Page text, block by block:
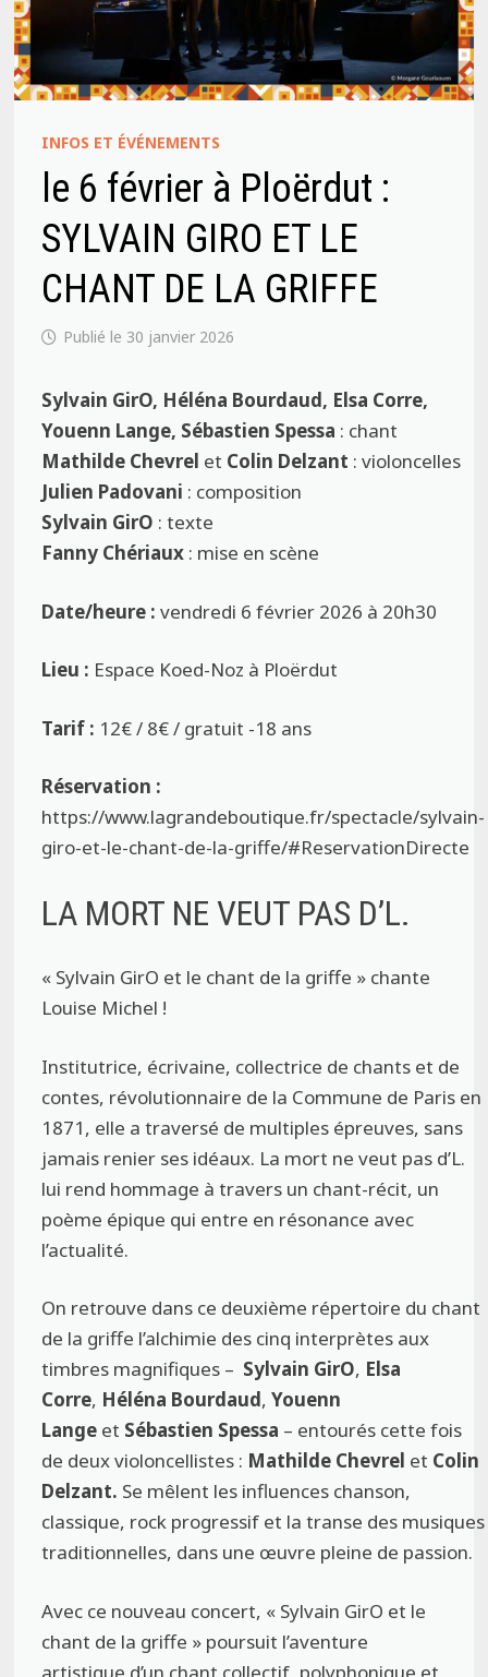
INFOS ET ÉVÉNEMENTS
le 6 février à Ploërdut :
SYLVAIN GIRO ET LE
CHANT DE LA GRIFFE
30 janvier 2026
Sylvain GirO, Héléna Bourdaud, Elsa Corre,
Youenn Lange, Sébastien Spessa : chant
Mathilde Chevrel et Colin Delzant : violoncelles
Julien Padovani : composition
Sylvain GirO : texte
Fanny Chériaux : mise en scène
Date/heure : vendredi 6 février 2026 à 20h30
Lieu : Espace Koed-Noz à Ploërdut
Tarif : 12€ / 8€ / gratuit -18 ans
Réservation :
https://www.lagrandeboutique.fr/spectacle/sylvain-
giro-et-le-chant-de-la-griffe/#ReservationDirecte
LA MORT NE VEUT PAS D’L.
« Sylvain GirO et le chant de la griffe » chante
Louise Michel !
Institutrice, écrivaine, collectrice de chants et de
contes, révolutionnaire de la Commune de Paris en
1871, elle a traversé de multiples épreuves, sans
jamais renier ses idéaux. La mort ne veut pas d’L.
lui rend hommage à travers un chant-récit, un
poème épique qui entre en résonance avec
l’actualité.
On retrouve dans ce deuxième répertoire du chant
de la griffe l’alchimie des cinq interprètes aux
timbres magnifiques – Sylvain GirO, Elsa
Corre, Héléna Bourdaud,Youenn
Lange et Sébastien Spessa – entourés cette fois
de deux violoncellistes : Mathilde Chevrel et Colin
Delzant. Se mêlent les influences chanson,
classique, rock progressif et la transe des musiques
traditionnelles, dans une œuvre pleine de passion.
Avec ce nouveau concert, « Sylvain GirO et le
chant de la griffe » poursuit l’aventure
artistique d’un chant collectif, polyphonique et